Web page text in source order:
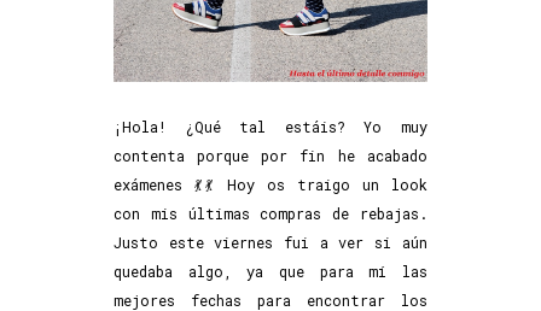
¡Hola! ¿Qué tal estáis? Yo muy
contenta porque por fin he acabado
exámenes 💃💃 Hoy os traigo un look
con mis últimas compras de rebajas.
Justo este viernes fui a ver si aún
quedaba algo, ya que para mí las
mejores fechas para encontrar los